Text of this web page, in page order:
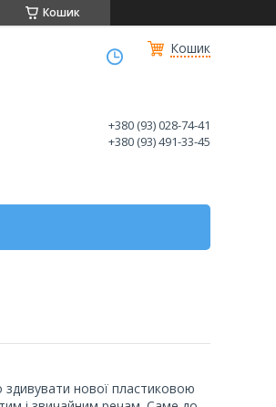
Кошик
Кошик
+380 (93) 028-74-41
+380 (93) 491-33-45
здивувати нової пластиковою